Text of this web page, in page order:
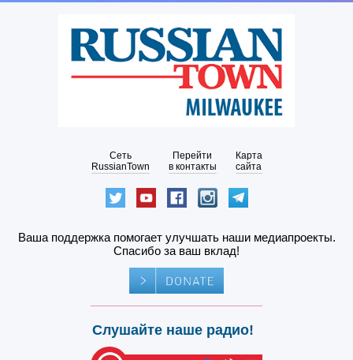
Сеть
RussianTown
Перейти
в контакты
Карта
сайта
Ваша поддержка помогает улучшать наши медиапроекты.
Спасибо за ваш вклад!
Слушайте наше радио!